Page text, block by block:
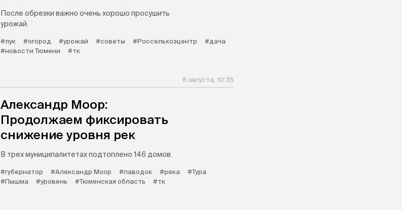
После обрезки важно очень хорошо просушить
урожай.
#лук #огород #урожай #советы #Россельхозцентр
#дача
#новости Тюмени
#тк
8 августа, 10:35
Александр Моор:
Продолжаем фиксировать
снижение уровня рек
В трех муниципалитетах подтоплено 146 домов.
#губернатор #Александр Моор #паводок #река
#Тура
#Пышма
#уровень #Тюменская область #тк